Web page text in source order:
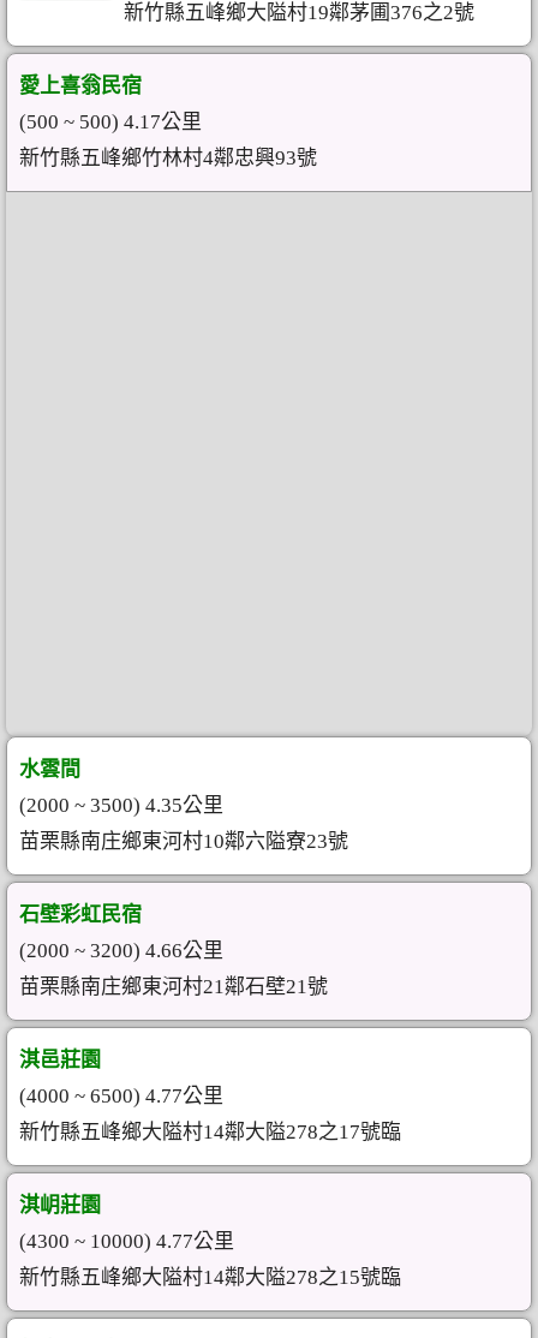
新竹縣五峰鄉大隘村19鄰茅圃376之2號
愛上喜翁民宿
(500 ~ 500) 4.17公里
新竹縣五峰鄉竹林村4鄰忠興93號
水雲間
(2000 ~ 3500) 4.35公里
苗栗縣南庄鄉東河村10鄰六隘寮23號
石壁彩虹民宿
(2000 ~ 3200) 4.66公里
苗栗縣南庄鄉東河村21鄰石壁21號
淇邑莊園
(4000 ~ 6500) 4.77公里
新竹縣五峰鄉大隘村14鄰大隘278之17號臨
淇岄莊園
(4300 ~ 10000) 4.77公里
新竹縣五峰鄉大隘村14鄰大隘278之15號臨